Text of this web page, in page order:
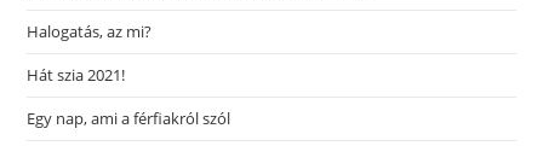
Halogatás, az mi?
Hát szia 2021!
Egy nap, ami a férfiakról szól